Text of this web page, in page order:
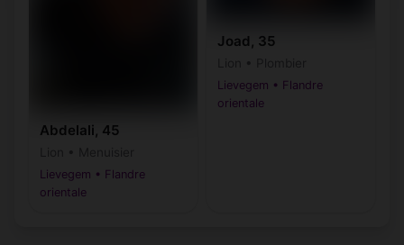
Abdelali, 45
Lievegem • Flandre
orientale
Joad, 35
Lievegem • Flandre
orientale